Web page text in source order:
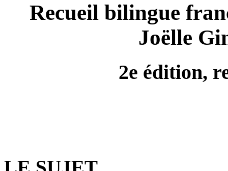
Recueil bilingue
Joëlle
2e édition,